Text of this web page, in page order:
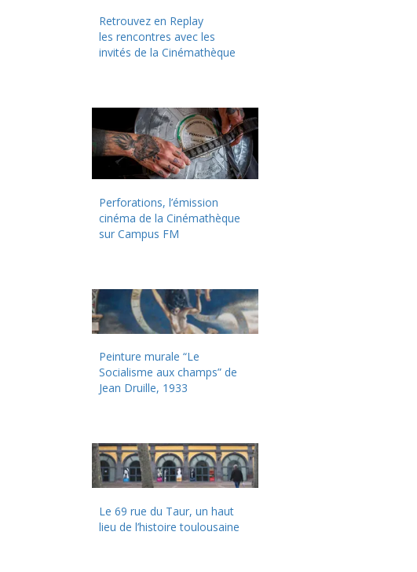
Retrouvez en Replay
les rencontres avec les
invités de la Cinémathèque
Perforations, l’émission
cinéma de la Cinémathèque
sur Campus FM
Peinture murale “Le
Socialisme aux champs” de
Jean Druille, 1933
Le 69 rue du Taur, un haut
lieu de l’histoire toulousaine